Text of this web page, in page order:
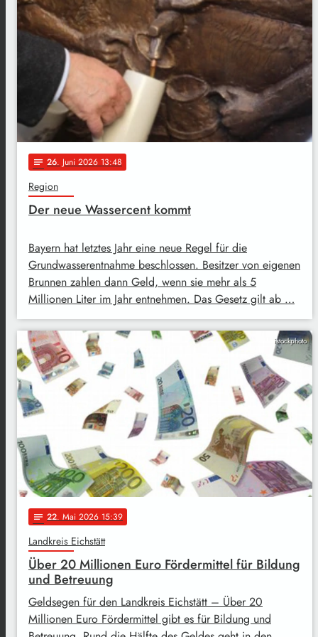
notes 26. Juni 2026 13:48
Region
Der neue Wassercent kommt
Bayern hat letztes Jahr eine neue Regel für die
Grundwasserentnahme beschlossen. Besitzer von eigenen
Brunnen zahlen dann Geld, wenn sie mehr als 5
Millionen Liter im Jahr entnehmen. Das Gesetz gilt ab …
istockphoto
notes 22. Mai 2026 15:39
Landkreis Eichstätt
Über 20 Millionen Euro Fördermittel für Bildung
und Betreuung
Geldsegen für den Landkreis Eichstätt – Über 20
Millionen Euro Fördermittel gibt es für Bildung und